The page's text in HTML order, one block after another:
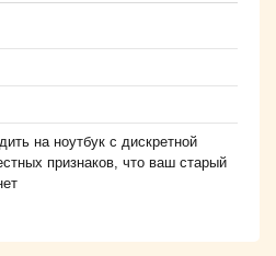
на ноутбук с дискретной
признаков, что ваш старый